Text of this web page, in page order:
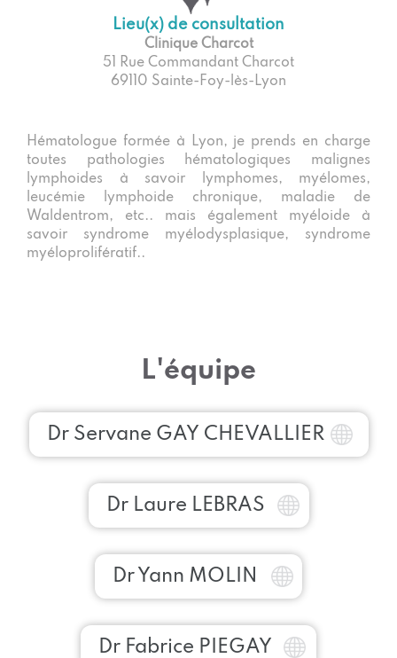
Lieu(x) de consultation
Clinique Charcot
51 Rue Commandant Charcot
69110 Sainte-Foy-lès-Lyon
Hématologue formée à Lyon, je prends en charge
toutes pathologies hématologiques malignes
lymphoides à savoir lymphomes, myélomes,
leucémie lymphoide chronique, maladie de
Waldentrom, etc.. mais également myéloide à
savoir syndrome myélodysplasique, syndrome
myéloprolifératif..
L'équipe
Dr Servane GAY CHEVALLIER
Dr Laure LEBRAS
Dr Yann MOLIN
Dr Fabrice PIEGAY